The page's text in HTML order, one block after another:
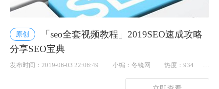
原创
「seo全套视频教程」2019SEO速成攻略
分享SEO宝典
发布时间：2019-06-03 22:06:49 小编：冬镜网
热度：934